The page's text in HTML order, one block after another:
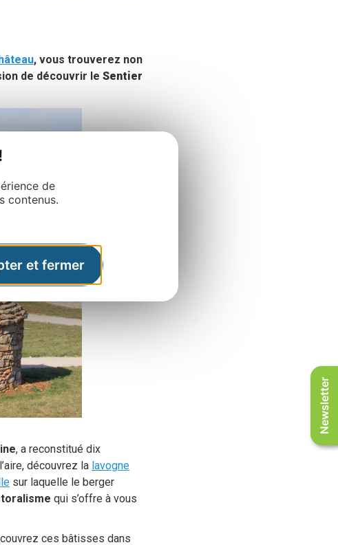
de
contenus.
et fermer
, vous trouverez non
de découvrir le Sentier
, a reconstitué dix
découvrez la lavogne
sur laquelle le berger
qui s’offre à vous
ces bâtisses dans
Newsletter